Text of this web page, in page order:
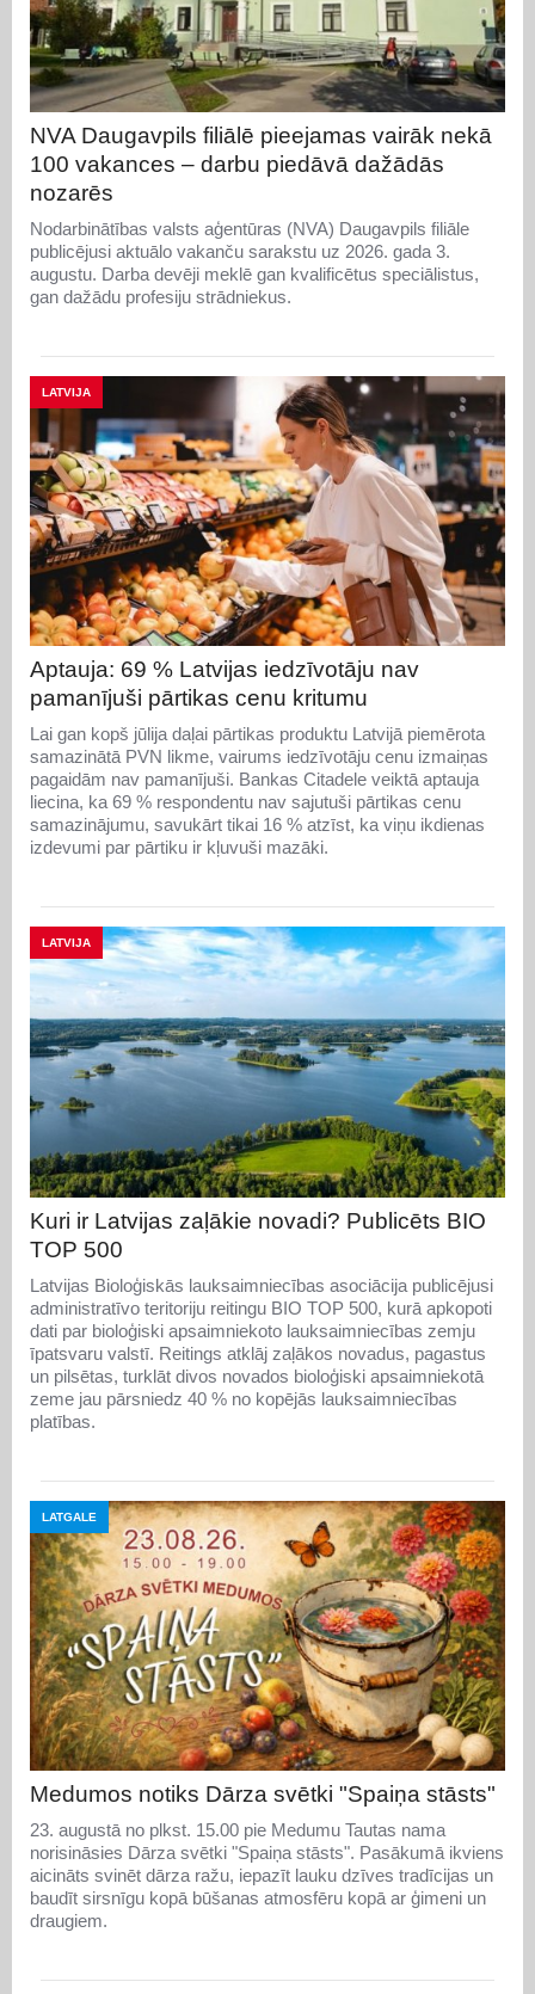
NVA Daugavpils filiālē pieejamas vairāk nekā
100 vakances – darbu piedāvā dažādās
nozarēs
Nodarbinātības valsts aģentūras (NVA) Daugavpils filiāle
publicējusi aktuālo vakanču sarakstu uz 2026. gada 3.
augustu. Darba devēji meklē gan kvalificētus speciālistus,
gan dažādu profesiju strādniekus.
LATVIJA
Aptauja: 69 % Latvijas iedzīvotāju nav
pamanījuši pārtikas cenu kritumu
Lai gan kopš jūlija daļai pārtikas produktu Latvijā piemērota
samazinātā PVN likme, vairums iedzīvotāju cenu izmaiņas
pagaidām nav pamanījuši. Bankas Citadele veiktā aptauja
liecina, ka 69 % respondentu nav sajutuši pārtikas cenu
samazinājumu, savukārt tikai 16 % atzīst, ka viņu ikdienas
izdevumi par pārtiku ir kļuvuši mazāki.
LATVIJA
Kuri ir Latvijas zaļākie novadi? Publicēts BIO
TOP 500
Latvijas Bioloģiskās lauksaimniecības asociācija publicējusi
administratīvo teritoriju reitingu BIO TOP 500, kurā apkopoti
dati par bioloģiski apsaimniekoto lauksaimniecības zemju
īpatsvaru valstī. Reitings atklāj zaļākos novadus, pagastus
un pilsētas, turklāt divos novados bioloģiski apsaimniekotā
zeme jau pārsniedz 40 % no kopējās lauksaimniecības
platības.
LATGALE
Medumos notiks Dārza svētki "Spaiņa stāsts"
23. augustā no plkst. 15.00 pie Medumu Tautas nama
norisināsies Dārza svētki "Spaiņa stāsts". Pasākumā ikviens
aicināts svinēt dārza ražu, iepazīt lauku dzīves tradīcijas un
baudīt sirsnīgu kopā būšanas atmosfēru kopā ar ģimeni un
draugiem.